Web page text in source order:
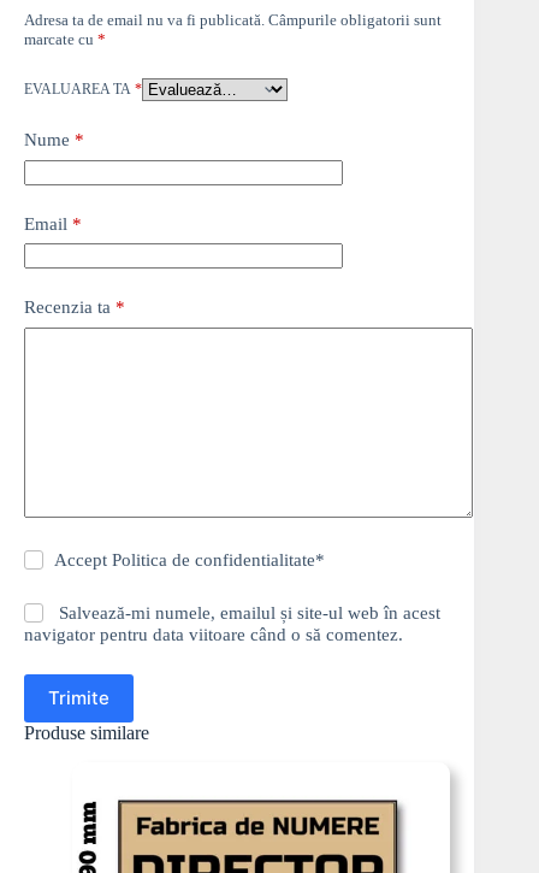
Adresa ta de email nu va fi publicată. Câmpurile obligatorii sunt
marcate cu *
EVALUAREA TA *
Nume *
Email *
Recenzia ta *
AcceptPolitica de confidentialitate*
Salvează-mi numele, emailul și site-ul web în acest
navigator pentru data viitoare când o să comentez.
Trimite
Produse similare